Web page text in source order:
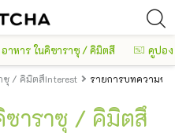
อาหาร ในคิซาราซุ / คิมิตสึ คูปอง
ซุ / คิมิตสึInterest รายการบทความข
ซาราซุ / คิมิตสึ